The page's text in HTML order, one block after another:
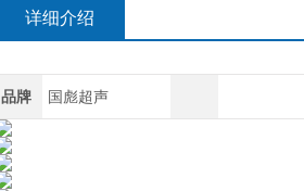
详细介绍
品牌 国彪超声